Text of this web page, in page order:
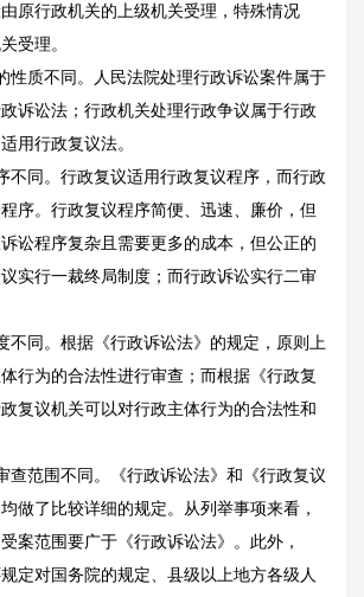
原行政机关的上级机关受理，特殊情况
受理。
性质不同。人民法院处理行政诉讼案件属于
诉讼法；行政机关处理行政争议属于行政
用行政复议法。
不同。行政复议适用行政复议程序，而行政
序。行政复议程序简便、迅速、廉价，但
讼程序复杂且需要更多的成本，但公正的
实行一裁终局制度；而行政诉讼实行二审
不同。根据《行政诉讼法》的规定，原则上
行为的合法性进行审查；而根据《行政复
复议机关可以对行政主体行为的合法性和
查范围不同。《行政诉讼法》和《行政复议
做了比较详细的规定。从列举事项来看，
案范围要广于《行政诉讼法》。此外，
规定对国务院的规定、县级以上地方各级人